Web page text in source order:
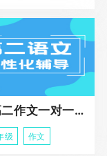
西安高二作文一对一辅导课程
级 作文